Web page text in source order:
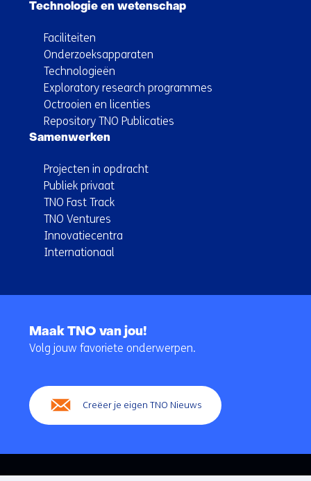
Technologie en wetenschap
Faciliteiten
Onderzoeksapparaten
Technologieën
Exploratory research programmes
Octrooien en licenties
Repository TNO Publicaties
Samenwerken
Projecten in opdracht
Publiek privaat
TNO Fast Track
TNO Ventures
Innovatiecentra
Internationaal
navigatie
Maak TNO van jou!
Volg jouw favoriete onderwerpen.
Creëer je eigen TNO Nieuws